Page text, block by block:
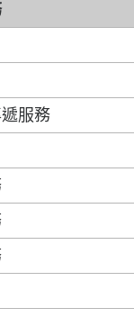
服務